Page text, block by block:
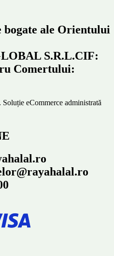
bogate ale Orientului
S.R.L.CIF:
Comertului:
eCommerce administrată